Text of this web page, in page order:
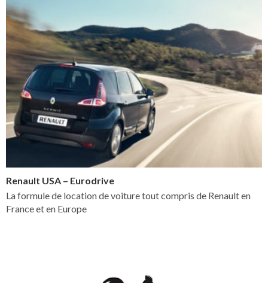
Renault USA – Eurodrive
La formule de location de voiture tout compris de Renault en
France et en Europe